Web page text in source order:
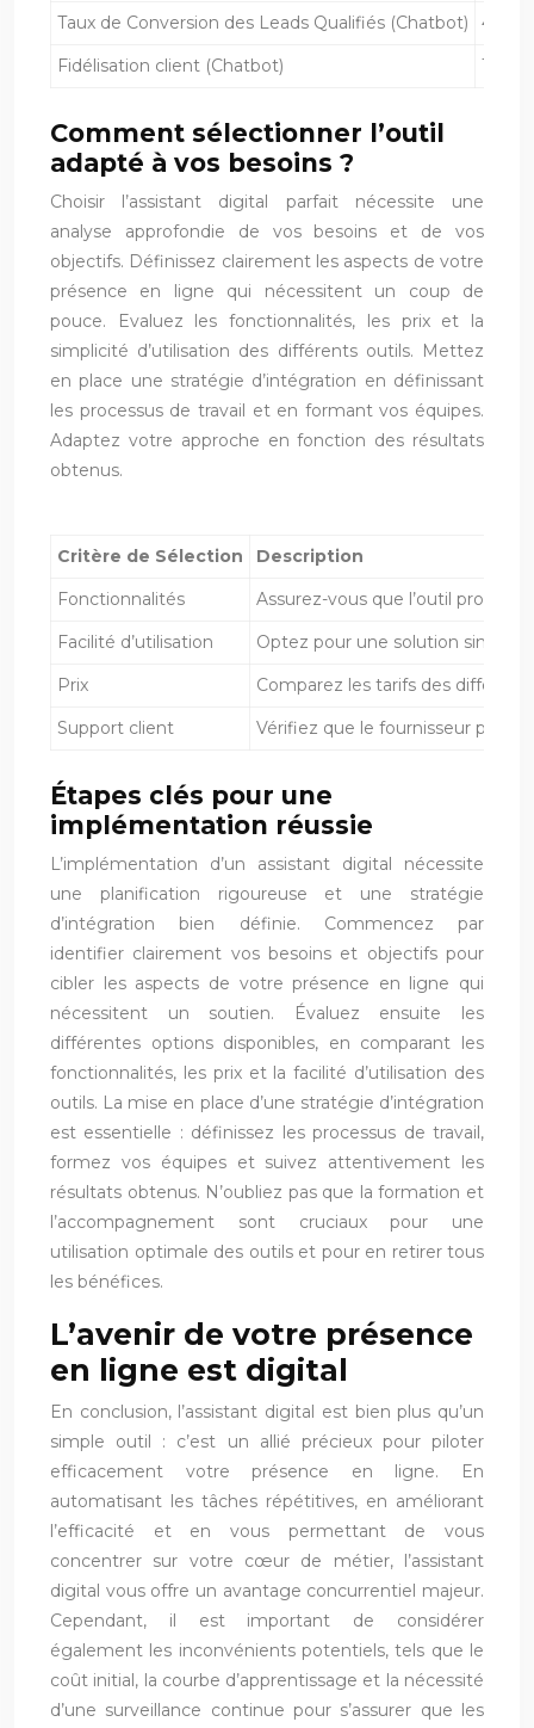
Taux de Conversion des Leads Qualifiés (Chatbot)
40%
Fidélisation client (Chatbot)
15%
Comment sélectionner l’outil
adapté à vos besoins ?
Choisir l’assistant digital parfait nécessite une
analyse approfondie de vos besoins et de vos
objectifs. Définissez clairement les aspects de votre
présence en ligne qui nécessitent un coup de
pouce. Evaluez les fonctionnalités, les prix et la
simplicité d’utilisation des différents outils. Mettez
en place une stratégie d’intégration en définissant
les processus de travail et en formant vos équipes.
Adaptez votre approche en fonction des résultats
obtenus.
Critère de Sélection
Description
Fonctionnalités
Assurez-vous que l’outil
Facilité d’utilisation
Optez pour une solution simple
Prix
Comparez les tarifs des
Support client
Vérifiez que le fournisseur
Étapes clés pour une
implémentation réussie
L’implémentation d’un assistant digital nécessite
une planification rigoureuse et une stratégie
d’intégration bien définie. Commencez par
identifier clairement vos besoins et objectifs pour
cibler les aspects de votre présence en ligne qui
nécessitent un soutien. Évaluez ensuite les
différentes options disponibles, en comparant les
fonctionnalités, les prix et la facilité d’utilisation des
outils. La mise en place d’une stratégie d’intégration
est essentielle : définissez les processus de travail,
formez vos équipes et suivez attentivement les
résultats obtenus. N’oubliez pas que la formation et
l’accompagnement sont cruciaux pour une
utilisation optimale des outils et pour en retirer tous
les bénéfices.
L’avenir de votre présence
en ligne est digital
En conclusion, l’assistant digital est bien plus qu’un
simple outil : c’est un allié précieux pour piloter
efficacement votre présence en ligne. En
automatisant les tâches répétitives, en améliorant
l’efficacité et en vous permettant de vous
concentrer sur votre cœur de métier, l’assistant
digital vous offre un avantage concurrentiel majeur.
Cependant, il est important de considérer
également les inconvénients potentiels, tels que le
coût initial, la courbe d’apprentissage et la nécessité
d’une surveillance continue pour s’assurer que les